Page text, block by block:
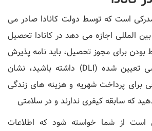
است که توسط دولت کانادا صادر می
المللی اجازه می دهد در کانادا تحصیل
بودن برای مجوز تحصیل، باید نامه پذیرش
از یک موسسه آموزشی تعیین شده (DLI) داشته باشید، نشان
برای پرداخت شهریه و هزینه های زندگی
که سابقه کیفری ندارند و در سلامتی
است از شما خواسته شود که اطلاعات